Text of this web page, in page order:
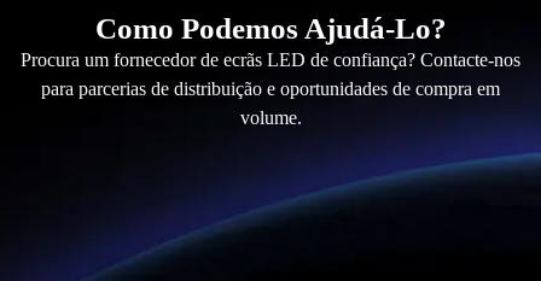
Como Podemos Ajudá-Lo?
Procura um fornecedor de ecrãs LED de confiança? Contacte-nos
para parcerias de distribuição e oportunidades de compra em
volume.